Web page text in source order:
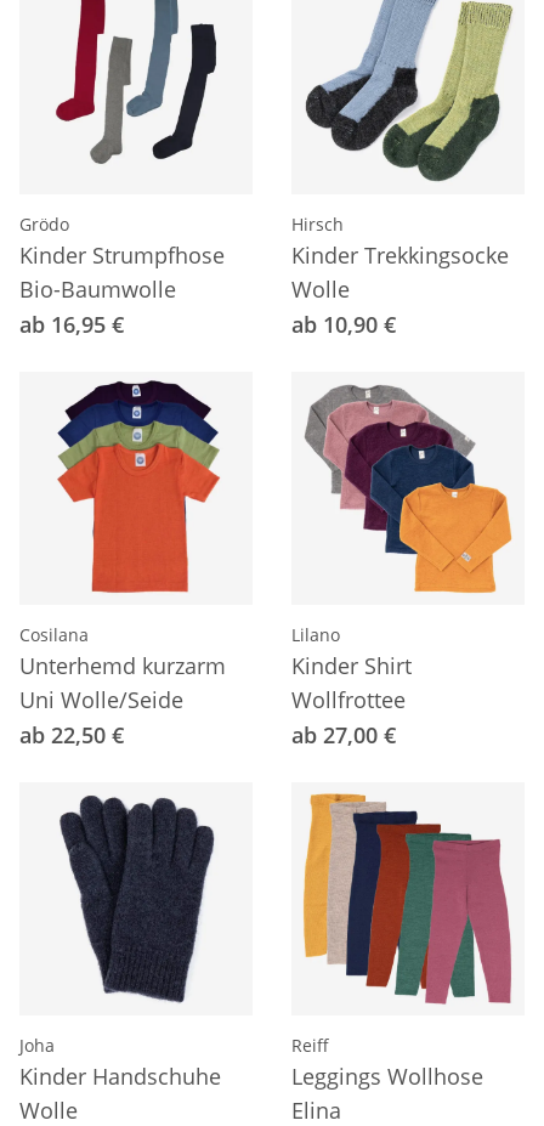
Grödo
Kinder Strumpfhose
Bio-Baumwolle
ab 16,95 €
Hirsch
Kinder Trekkingsocke
Wolle
ab 10,90 €
Cosilana
Unterhemd kurzarm
Uni Wolle/Seide
ab 22,50 €
Lilano
Kinder Shirt
Wollfrottee
ab 27,00 €
Joha
Kinder Handschuhe
Wolle
Reiff
Leggings Wollhose
Elina